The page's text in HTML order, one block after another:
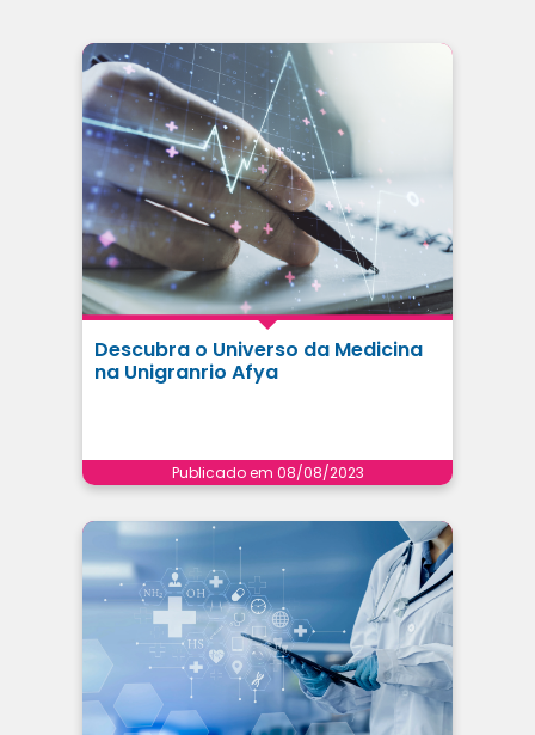
Descubra o Universo da Medicina
na Unigranrio Afya
Publicado em 08/08/2023